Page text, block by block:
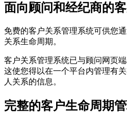
面向顾问和经纪商的
免费的客户关系管理系统可供您
关系生命周期。
客户关系管理系统已与顾问网页
这使您得以在一个平台内管理有
人关系的信息。
完整的客户生命周期